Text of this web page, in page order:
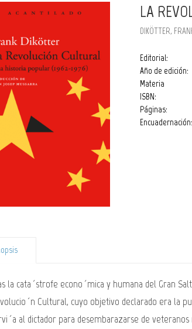
LA
DIKÖTTER,
Editorial:
Año de edición:
Materia
ISBN:
Páginas:
Encuadernación:
la cata´strofe econo´mica y humana del Gran
Cultural, cuyo objetivo declarado era la
al dictador para desembarazarse de